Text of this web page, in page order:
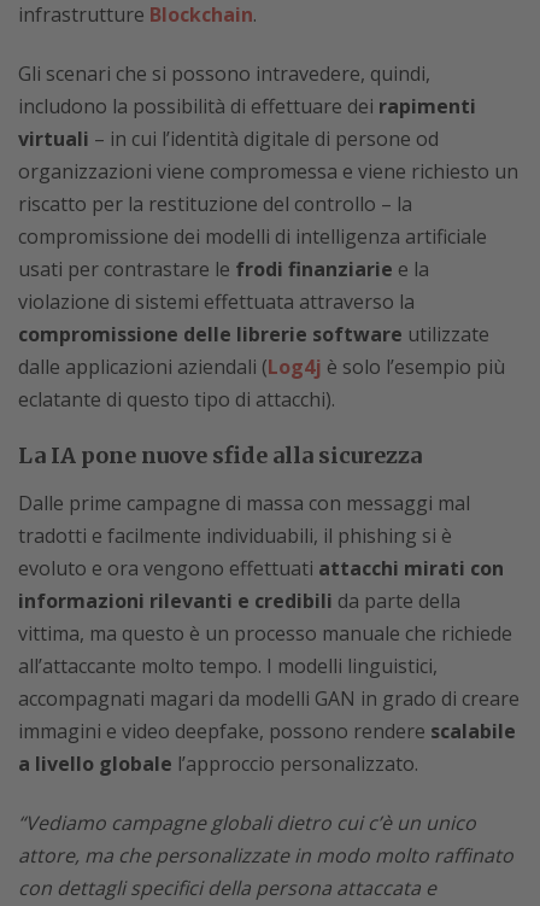
infrastrutture Blockchain.
Gli scenari che si possono intravedere, quindi,
includono la possibilità di effettuare dei rapimenti
virtuali – in cui l’identità digitale di persone od
organizzazioni viene compromessa e viene richiesto un
riscatto per la restituzione del controllo – la
compromissione dei modelli di intelligenza artificiale
usati per contrastare le frodi finanziarie e la
violazione di sistemi effettuata attraverso la
compromissione delle librerie software utilizzate
dalle applicazioni aziendali (Log4j è solo l’esempio più
eclatante di questo tipo di attacchi).
La IA pone nuove sfide alla sicurezza
Dalle prime campagne di massa con messaggi mal
tradotti e facilmente individuabili, il phishing si è
evoluto e ora vengono effettuati attacchi mirati con
informazioni rilevanti e credibili da parte della
vittima, ma questo è un processo manuale che richiede
all’attaccante molto tempo. I modelli linguistici,
accompagnati magari da modelli GAN in grado di creare
immagini e video deepfake, possono rendere scalabile
a livello globale l’approccio personalizzato.
“Vediamo campagne globali dietro cui c’è un unico
attore, ma che personalizzate in modo molto raffinato
con dettagli specifici della persona attaccata e